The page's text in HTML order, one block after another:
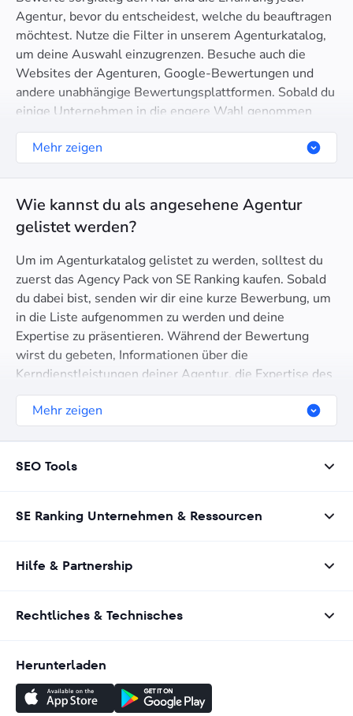
Agentur, bevor du entscheidest, welche du beauftragen
möchtest. Nutze die Filter in unserem Agenturkatalog,
um deine Auswahl einzugrenzen. Besuche auch die
Websites der Agenturen, Google-Bewertungen und
andere unabhängige Bewertungsplattformen. Sobald du
einige Unternehmen in die engere Wahl genommen
hast, kontaktiere sie für eine Beratung. Dies ist deine
Chance, ihre Expertise, ihren Kommunikationsstil und
den vorgeschlagenen Ansatz zur Erfüllung deiner
Mehr zeigen
Wie kannst du als angesehene Agentur
gelistet werden?
Um im Agenturkatalog gelistet zu werden, solltest du
zuerst das Agency Pack von SE Ranking kaufen. Sobald
du dabei bist, senden wir dir eine kurze Bewerbung, um
in die Liste aufgenommen zu werden und deine
Expertise zu präsentieren. Während der Bewertung
wirst du gebeten, Informationen über die
Kerndienstleistungen deiner Agentur, die Expertise des
Teams, einzigartige Verkaufsargumente, bediente
Branchen, geografischen Fokus und andere relevante
Details bereitzustellen.
Mehr zeigen
SEO Tools
SE Ranking Unternehmen & Ressourcen
Hilfe & Partnership
Rechtliches & Technisches
Herunterladen